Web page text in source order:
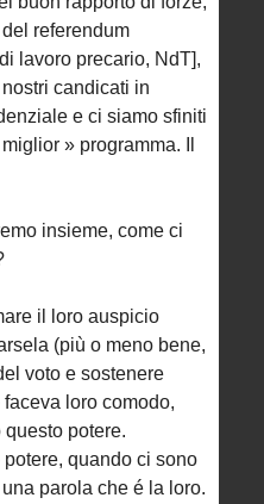
referendum
lavoro precario, NdT],
candicati in
e ci siamo sfiniti
» programma. Il
insieme, come ci
il loro auspicio
(più o meno bene,
voto e sostenere
loro comodo,
potere.
quando ci sono
parola che é la loro.